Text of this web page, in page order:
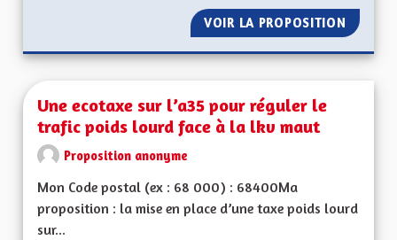
VOIR LA PROPOSITION
Une ecotaxe sur l’a35 pour réguler le
trafic poids lourd face à la lkv maut
Proposition anonyme
Mon Code postal (ex : 68 000) : 68400Ma
proposition : la mise en place d’une taxe poids lourd
sur...